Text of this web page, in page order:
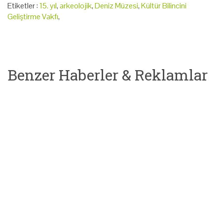
Etiketler :15. yıl,arkeolojik,Deniz Müzesi,Kültür Bilincini
Geliştirme Vakfı,
Benzer Haberler & Reklamlar